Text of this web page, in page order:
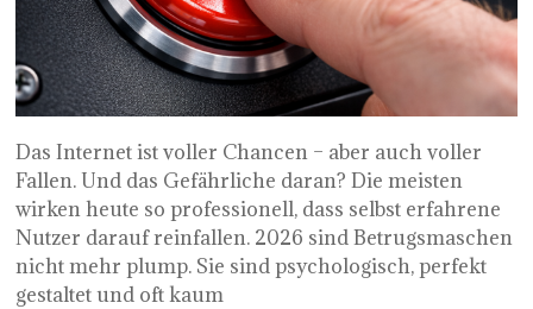
Das Internet ist voller Chancen – aber auch voller
Fallen. Und das Gefährliche daran? Die meisten
wirken heute so professionell, dass selbst erfahrene
Nutzer darauf reinfallen. 2026 sind Betrugsmaschen
nicht mehr plump. Sie sind psychologisch, perfekt
gestaltet und oft kaum